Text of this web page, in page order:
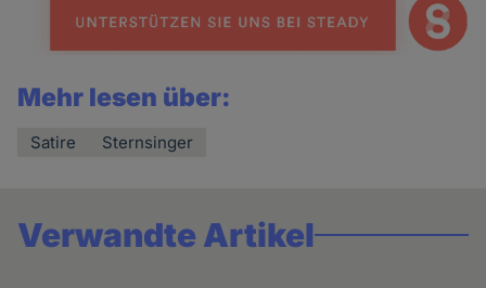
Mehr lesen über:
Satire Sternsinger
Verwandte Artikel